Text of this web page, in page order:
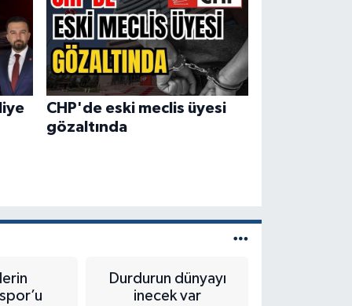
CHP'de eski meclis üyesi
gözaltında
Durdurun dünyayı
inecek var